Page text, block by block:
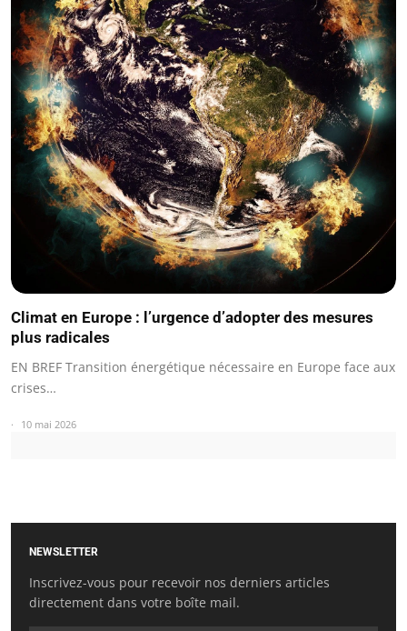
Climat en Europe : l’urgence d’adopter des mesures
plus radicales
EN BREF Transition énergétique nécessaire en Europe face aux
crises…
10 mai 2026
NEWSLETTER
Inscrivez-vous pour recevoir nos derniers articles
directement dans votre boîte mail.